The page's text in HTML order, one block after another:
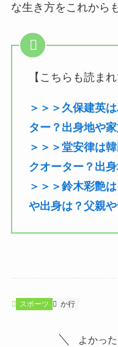
な生き方をこれから
【こちらも読ま
＞＞＞久保建英
ター？出身地や
＞＞＞堂安律は
クオーター？出
＞＞＞鈴木彩艶
や出身は？父親
スポーツ か行
よかっ